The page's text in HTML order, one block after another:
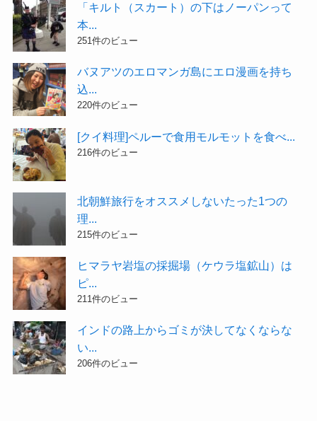
「キルト（スカート）の下はノーパンって
本...
251件のビュー
バヌアツのエロマンガ島にエロ漫画を持ち
込...
220件のビュー
[クイ料理]ペルーで食用モルモットを食べ...
216件のビュー
北朝鮮旅行をオススメしないたった1つの
理...
215件のビュー
ヒマラヤ岩塩の採掘場（ケウラ塩鉱山）は
ピ...
211件のビュー
インドの路上からゴミが決してなくならな
い...
206件のビュー